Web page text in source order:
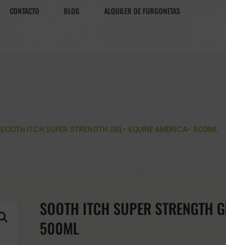
CONTACTO BLOG ALQUILER DE FURGONETAS
SOOTH ITCH SUPER STRENGTH GEL- EQUINE AMERICA- 500ML
SOOTH ITCH SUPER STRENGTH
500ML